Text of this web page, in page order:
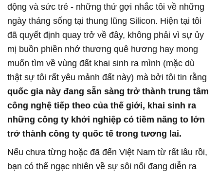
động và sức trẻ - những thứ gợi nhắc tôi về những
ngày tháng sống tại thung lũng Silicon. Hiện tại tôi
đã quyết định quay trở về đây, không phải vì sự ủy
mị buồn phiền nhớ thương quê hương hay mong
muốn tìm về vùng đất khai sinh ra mình (mặc dù
thật sự tôi rất yêu mảnh đất này) mà bởi tôi tin rằng
quốc gia này đang sẵn sàng trở thành trung tâm
công nghệ tiếp theo của thế giới, khai sinh ra
những công ty khởi nghiệp có tiềm năng to lớn
trở thành công ty quốc tế trong tương lai.
Nếu chưa từng hoặc đã đến Việt Nam từ rất lâu rồi,
bạn có thể ngạc nhiên về sự sôi nổi đang diễn ra